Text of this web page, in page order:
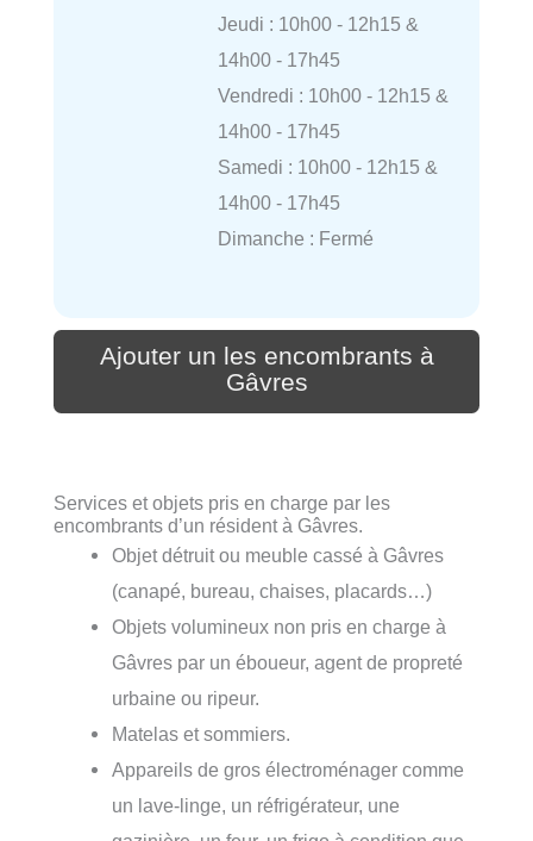
Jeudi : 10h00 - 12h15 &
14h00 - 17h45
Vendredi : 10h00 - 12h15 &
14h00 - 17h45
Samedi : 10h00 - 12h15 &
14h00 - 17h45
Dimanche : Fermé
Ajouter un les encombrants à
Gâvres
Services et objets pris en charge par les
encombrants d’un résident à Gâvres.
Objet détruit ou meuble cassé à Gâvres
(canapé, bureau, chaises, placards…)
Objets volumineux non pris en charge à
Gâvres par un éboueur, agent de propreté
urbaine ou ripeur.
Matelas et sommiers.
Appareils de gros électroménager comme
un lave-linge, un réfrigérateur, une